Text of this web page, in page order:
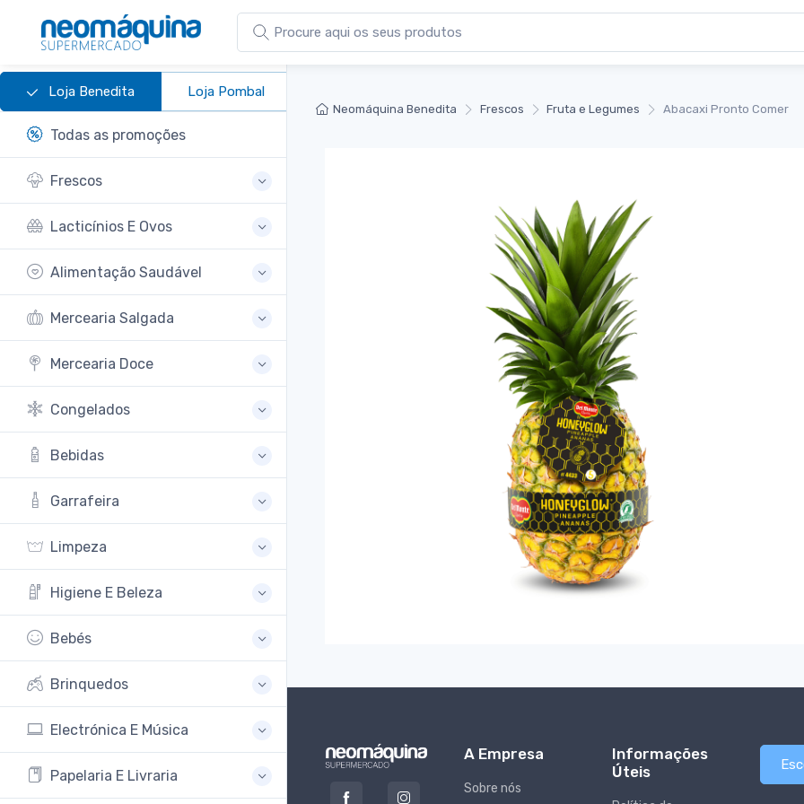
Loja Benedita Loja Pombal
Todas as promoções
Frescos
Lacticínios E Ovos
Alimentação Saudável
Mercearia Salgada
Mercearia Doce
Congelados
Bebidas
Garrafeira
Limpeza
Higiene E Beleza
Bebés
Brinquedos
Electrónica E Música
Papelaria E Livraria
Neomáquina Benedita Frescos Fruta e Legumes Abacaxi Pronto Comer
A Empresa
Sobre nós
Informações
Úteis